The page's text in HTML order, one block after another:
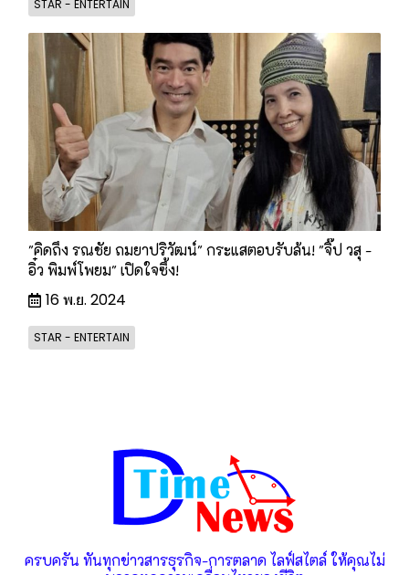
STAR - ENTERTAIN
"คิดถึง รณชัย ถมยาปริวัฒน์" กระแสตอบรับล้น! "จิ๊ป วสุ -
อิ๋ว พิมพ์โพยม" เปิดใจซึ้ง!
16 พ.ย. 2024
STAR - ENTERTAIN
ครบครัน ทันทุกข่าวสารธุรกิจ-การตลาด ไลฟ์สไตล์ ให้คุณไม่